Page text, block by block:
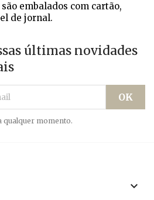
embalados com cartão,
de jornal.
últimas novidades
qualquer momento.
